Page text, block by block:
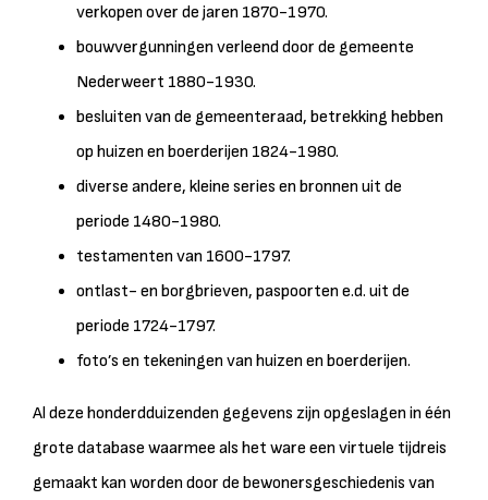
verkopen over de jaren 1870-1970.
bouwvergunningen verleend door de gemeente
Nederweert 1880-1930.
besluiten van de gemeenteraad, betrekking hebben
op huizen en boerderijen 1824-1980.
diverse andere, kleine series en bronnen uit de
periode 1480-1980.
testamenten van 1600-1797.
ontlast- en borgbrieven, paspoorten e.d. uit de
periode 1724-1797.
foto’s en tekeningen van huizen en boerderijen.
Al deze honderdduizenden gegevens zijn opgeslagen in één
grote database waarmee als het ware een virtuele tijdreis
gemaakt kan worden door de bewonersgeschiedenis van